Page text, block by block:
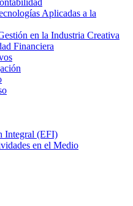
Aplicadas a la
en la Industria Creativa
Financiera
Integral (EFI)
en el Medio